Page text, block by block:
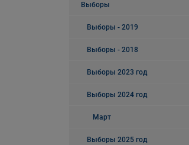
Выборы
Выборы - 2019
Выборы - 2018
Выборы 2023 год
Выборы 2024 год
Март
Выборы 2025 год